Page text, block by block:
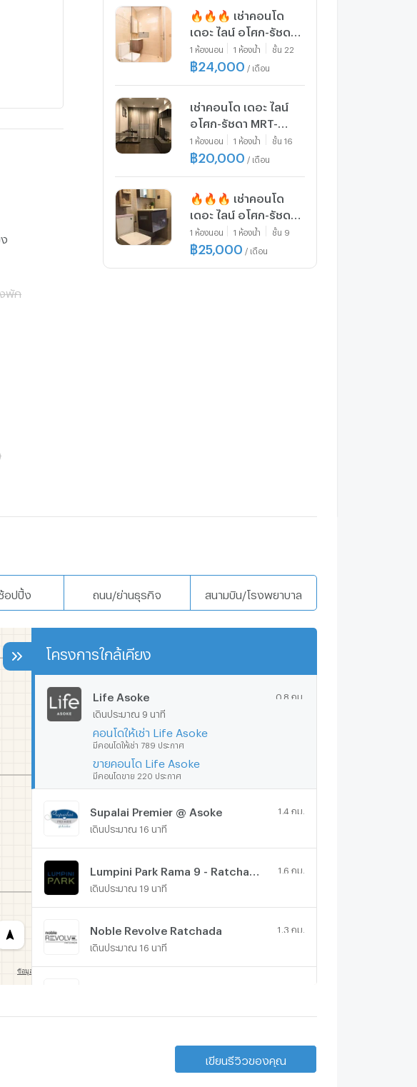
งพัก
ตอบทันที ทีมงานมือ
อาชีพ ✅ 🔥🔥🔥
🔥🔥🔥 เช่าคอนโด
เดอะ ไลน์ อโศก-รัชดา
ชั้นสูง MRT-พระราม 9
ดินแดง เขต ดินแดง
@connexproperty
ตอบทันที ทีมงานมือ
อาชีพ ✅ 🔥🔥🔥
1 ห้องนอน 1 ห้องน้ำ ชั้น 22
฿24,000 / เดือน
เช่าคอนโด เดอะ ไลน์
อโศก-รัชดา MRT-
พระราม 9 ดินแดง เขต
ดินแดง กรุงเทพ CX-
ตอบทันที ทีมงานมือ
อาชีพ ✅
1 ห้องนอน 1 ห้องน้ำ ชั้น 16
฿20,000 / เดือน
🔥🔥🔥 เช่าคอนโด
เดอะ ไลน์ อโศก-รัชดา
MRT-พระราม 9 ดินแดง
เขต ดินแดง กรุงเทพ
1 ห้องนอน 1 ห้องน้ำ ชั้น 9
฿25,000 / เดือน
อปปิ้ง ถนน/ย่านธุรกิจ สนามบิน/โรงพยาบาล
โครงการใกล้เคียง
Life Asoke 0.8 กม.
เดินประมาณ 9 นาที
คอนโดให้เช่า Life Asoke
มีคอนโดให้เช่า 789 ประกาศ
ขายคอนโด Life Asoke
มีคอนโดขาย 220 ประกาศ
Supalai Premier @ Asoke 1.4 กม.
เดินประมาณ 16 นาที
1.6 กม.
เดินประมาณ 19 นาที
Noble Revolve Ratchada 1.3 กม.
เดินประมาณ 16 นาที
1.3 กม.
เขียนรีวิวของคุณ